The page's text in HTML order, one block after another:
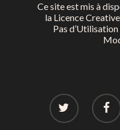
Ce site est mis à
la Licence
Pas